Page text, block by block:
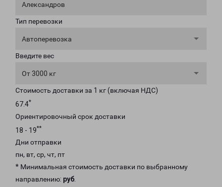
Александров
Тип перевозки
Автоперевозка
Введите вес
От 3000 кг
Стоимость доставки за 1 кг (включая НДС)
67.4*
Ориентировочный срок доставки
18 - 19**
Дни отправки
пн, вт, ср, чт, пт
* Минимальная стоимость доставки по выбранному
направлению: руб.